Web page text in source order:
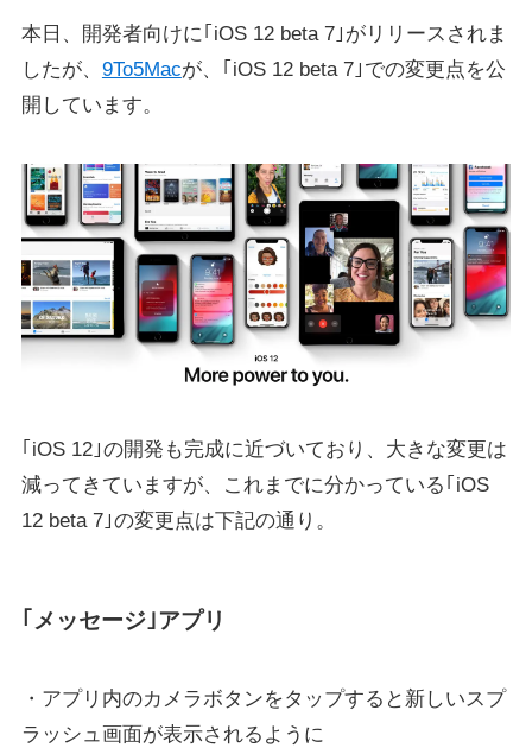
本日、開発者向けに｢iOS 12 beta 7｣がリリースされま
したが、 9To5Macが、｢iOS 12 beta 7｣での変更点を公
開しています。
｢iOS 12｣の開発も完成に近づいており、大きな変更は
減ってきていますが、これまでに分かっている｢iOS
12 beta 7｣の変更点は下記の通り。
｢メッセージ｣アプリ
・アプリ内のカメラボタンをタップすると新しいスプ
ラッシュ画面が表示されるように